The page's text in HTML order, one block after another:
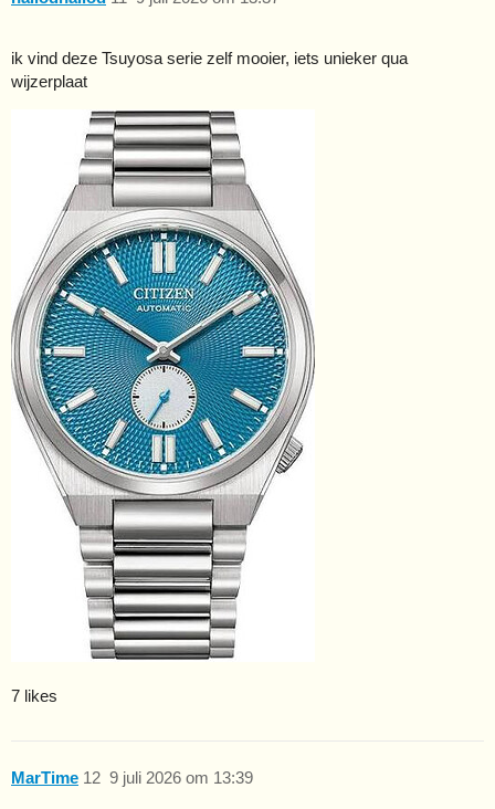
ik vind deze Tsuyosa serie zelf mooier, iets unieker qua
wijzerplaat
7 likes
MarTime 9 juli 2026 om 13:39
12